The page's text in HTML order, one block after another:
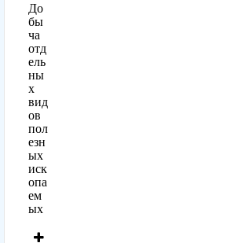
До
бы
ча
отд
ель
ны
х
вид
ов
пол
езн
ых
иск
опа
ем
ых